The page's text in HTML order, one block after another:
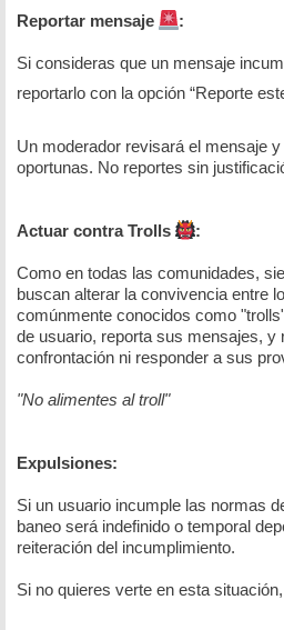
Reportar mensaje :
Si consideras que un mensaje
reportarlo con la opción “Reporte
Un moderador revisará el mensaje
oportunas. No reportes sin
Actuar contra Trolls :
Como en todas las comunidades,
buscan alterar la convivencia entre
comúnmente conocidos como
de usuario, reporta sus mensajes, y
confrontación ni responder a sus
"No alimentes al troll"
Expulsiones:
Si un usuario incumple las normas
baneo será indefinido o temporal
reiteración del incumplimiento.
Si no quieres verte en esta